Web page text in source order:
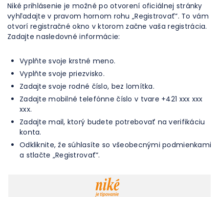
Niké prihlásenie je možné po otvorení oficiálnej stránky
vyhľadajte v pravom hornom rohu „Registrovať”. To vám
otvorí registračné okno v ktorom začne vaša registrácia.
Zadajte nasledovné informácie:
Vyplňte svoje krstné meno.
Vyplňte svoje priezvisko.
Zadajte svoje rodné číslo, bez lomítka.
Zadajte mobilné telefónne číslo v tvare +421 xxx xxx
xxx.
Zadajte mail, ktorý budete potrebovať na verifikáciu
konta.
Odkliknite, že súhlasíte so všeobecnými podmienkami
a stlačte „Registrovať”.